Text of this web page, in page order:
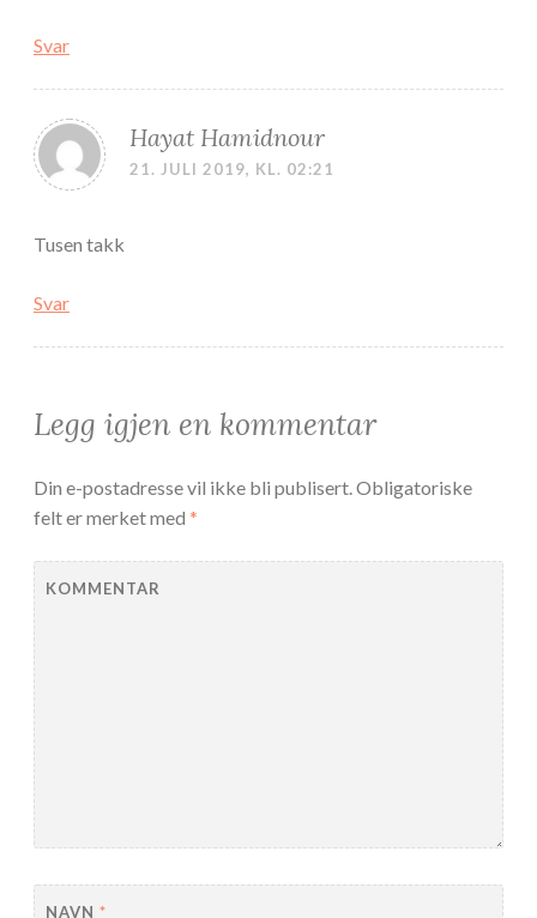
Svar
Hayat Hamidnour
21. JULI 2019, KL. 02:21
Tusen takk
Svar
Legg igjen en kommentar
Din e-postadresse vil ikke bli publisert.Obligatoriske
felt er merket med *
KOMMENTAR
NAVN *